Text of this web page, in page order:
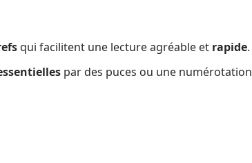
qui facilitent une lecture agréable et rapide.
par des puces ou une numérotation